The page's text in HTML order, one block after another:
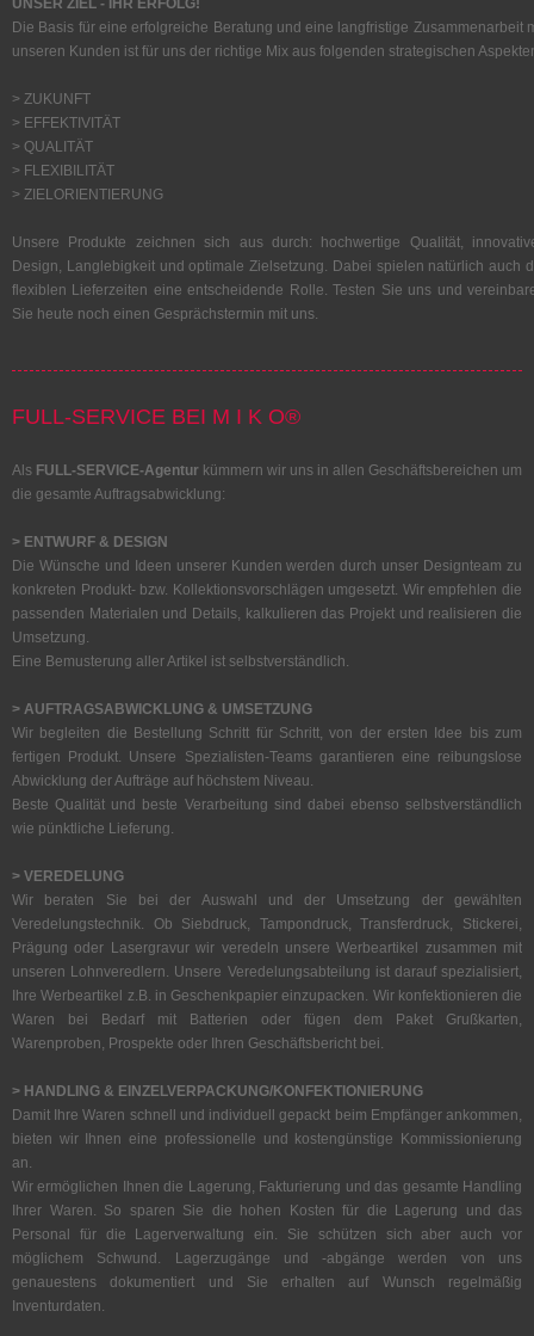
UNSER ZIEL - IHR ERFOLG!
Die Basis für eine erfolgreiche Beratung und eine langfristige Zusammenarbeit
unseren Kunden ist für uns der richtige Mix aus folgenden strategischen
> ZUKUNFT
> EFFEKTIVITÄT
> QUALITÄT
> FLEXIBILITÄT
> ZIELORIENTIERUNG
Unsere Produkte zeichnen sich aus durch: hochwertige Qualität,
Design, Langlebigkeit und optimale Zielsetzung. Dabei spielen natürlich auch
flexiblen Lieferzeiten eine entscheidende Rolle. Testen Sie uns und
Sie heute noch einen Gesprächstermin mit uns.
FULL-SERVICE BEI M I K O®
Als FULL-SERVICE-Agentur kümmern wir uns in allen Geschäftsbereichen um
die gesamte Auftragsabwicklung:
> ENTWURF & DESIGN
Die Wünsche und Ideen unserer Kunden werden durch unser Designteam zu
konkreten Produkt- bzw. Kollektionsvorschlägen umgesetzt. Wir empfehlen die
passenden Materialen und Details, kalkulieren das Projekt und realisieren die
Umsetzung.
Eine Bemusterung aller Artikel ist selbstverständlich.
> AUFTRAGSABWICKLUNG & UMSETZUNG
Wir begleiten die Bestellung Schritt für Schritt, von der ersten Idee bis zum
fertigen Produkt. Unsere Spezialisten-Teams garantieren eine reibungslose
Abwicklung der Aufträge auf höchstem Niveau.
Beste Qualität und beste Verarbeitung sind dabei ebenso selbstverständlich
wie pünktliche Lieferung.
> VEREDELUNG
Wir beraten Sie bei der Auswahl und der Umsetzung der gewählten
Veredelungstechnik. Ob Siebdruck, Tampondruck, Transferdruck, Stickerei,
Prägung oder Lasergravur wir veredeln unsere Werbeartikel zusammen mit
unseren Lohnveredlern. Unsere Veredelungsabteilung ist darauf spezialisiert,
Ihre Werbeartikel z.B. in Geschenkpapier einzupacken. Wir konfektionieren die
Waren bei Bedarf mit Batterien oder fügen dem Paket Grußkarten,
Warenproben, Prospekte oder Ihren Geschäftsbericht bei.
> HANDLING & EINZELVERPACKUNG/KONFEKTIONIERUNG
Damit Ihre Waren schnell und individuell gepackt beim Empfänger ankommen,
bieten wir Ihnen eine professionelle und kostengünstige Kommissionierung
an.
Wir ermöglichen Ihnen die Lagerung, Fakturierung und das gesamte Handling
Ihrer Waren. So sparen Sie die hohen Kosten für die Lagerung und das
Personal für die Lagerverwaltung ein. Sie schützen sich aber auch vor
möglichem Schwund. Lagerzugänge und -abgänge werden von uns
genauestens dokumentiert und Sie erhalten auf Wunsch regelmäßig
Inventurdaten.